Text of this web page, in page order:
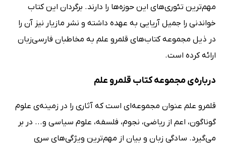
مهم‌ترین تئوری‌های این حوزه‌ها را دارند. برگردان این کتاب
خواندنی را جمیل آریایی به عهده داشته و نشر مازیار نیز آن را
در ذیل مجموعه کتاب‌های قلمرو علم به مخاطبان فارسی‌زبان
ارائه کرده است.
درباره‌ی مجموعه کتاب‌ قلمرو علم
قلمرو علم عنوان مجموعه‌ای است که آثاری را در زمینه‌ی علوم
گوناگون، اعم از ریاضی، نجوم، فلسفه، علوم سیاسی و... در بر
می‌گیرد. سادگی زبان و بیان از مهم‌ترین ویژگی‌های سری